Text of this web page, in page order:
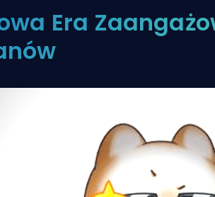
Era